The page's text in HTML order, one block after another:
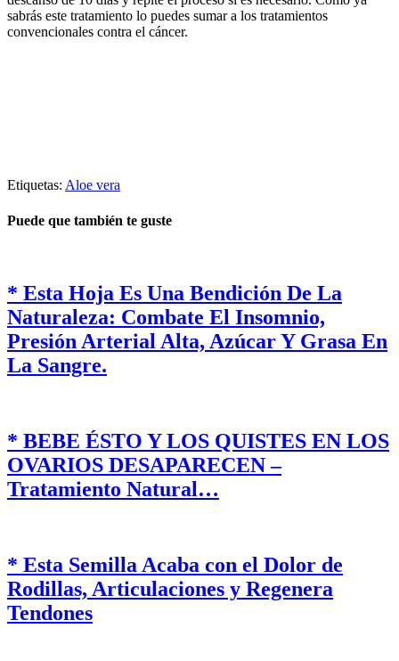
sabrás este tratamiento lo puedes sumar a los tratamientos
convencionales contra el cáncer.
Etiquetas: Aloe vera
Puede que también te guste
* Esta Hoja Es Una Bendición De La
Naturaleza: Combate El Insomnio,
Presión Arterial Alta, Azúcar Y Grasa En
La Sangre.
* BEBE ÉSTO Y LOS QUISTES EN LOS
OVARIOS DESAPARECEN –
Tratamiento Natural…
* Esta Semilla Acaba con el Dolor de
Rodillas, Articulaciones y Regenera
Tendones